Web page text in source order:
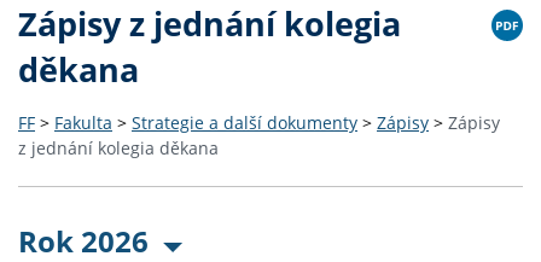
Zápisy z jednání kolegia
děkana
FF > Fakulta > Strategie a další dokumenty > Zápisy > Zápisy
z jednání kolegia děkana
Rok 2026